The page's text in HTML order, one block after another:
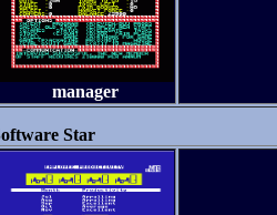
manager
Star